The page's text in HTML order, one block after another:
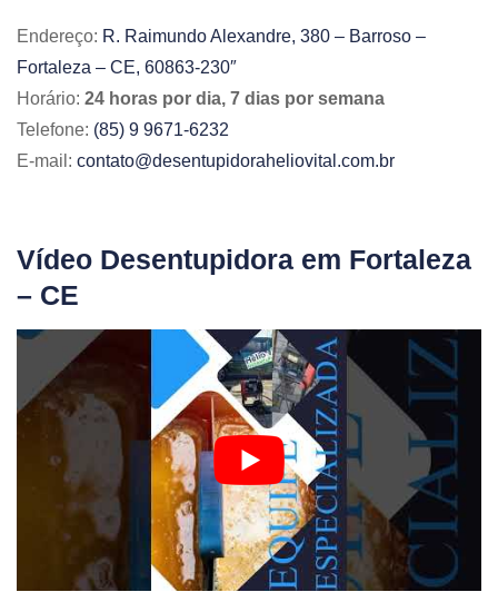
Endereço: R. Raimundo Alexandre, 380 – Barroso –
Fortaleza – CE, 60863-230″
Horário: 24 horas por dia, 7 dias por semana
Telefone: (85) 9 9671-6232
E-mail: contato@desentupidoraheliovital.com.br
Vídeo Desentupidora em Fortaleza
– CE